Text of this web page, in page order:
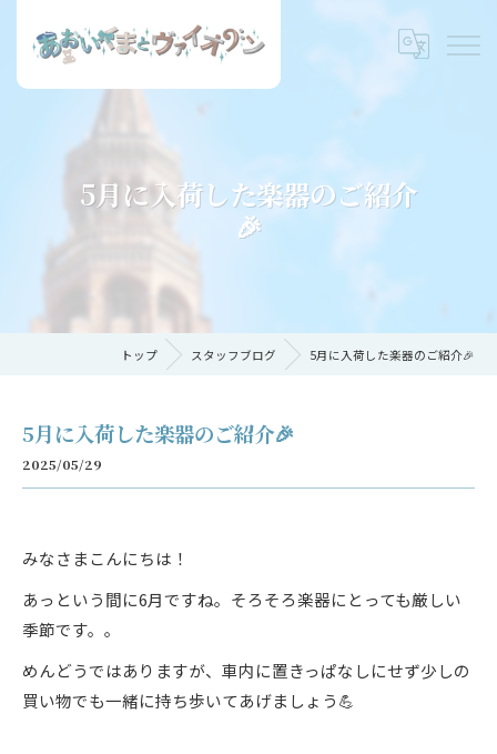
5月に入荷した楽器のご紹介
🎉
トップ スタッフブログ 5月に入荷した楽器のご紹介🎉
5月に入荷した楽器のご紹介🎉
2025/05/29
みなさまこんにちは！
あっという間に6月ですね。そろそろ楽器にとっても厳しい
季節です。。
めんどうではありますが、車内に置きっぱなしにせず少しの
買い物でも一緒に持ち歩いてあげましょう💪